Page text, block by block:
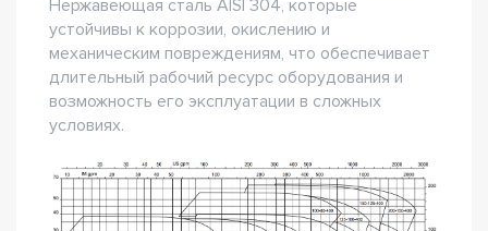
Нержавеющая сталь AISI 304, которые
устойчивы к коррозии, окислению и
механическим повреждениям, что обеспечивает
длительный рабочий ресурс оборудования и
возможность его эксплуатации в сложных
условиях.